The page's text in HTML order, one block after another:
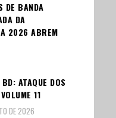
DE BANDA
DA
2026 ABREM
ATAQUE DOS
11
DE 2026